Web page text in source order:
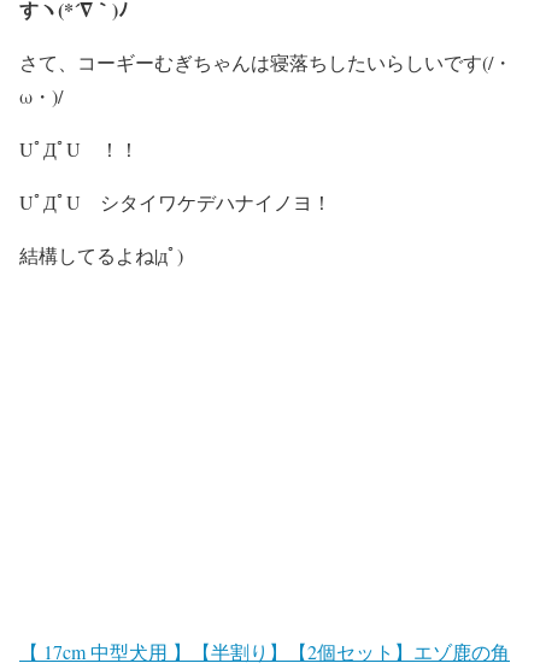
すヽ(*´∇｀)ﾉ
さて、コーギーむぎちゃんは寝落ちしたいらしいです(/・
ω・)/
UﾟДﾟU ！！
UﾟДﾟU シタイワケデハナイノヨ！
結構してるよね|дﾟ)
【 17cm 中型犬用 】【半割り】【2個セット】エゾ鹿の角